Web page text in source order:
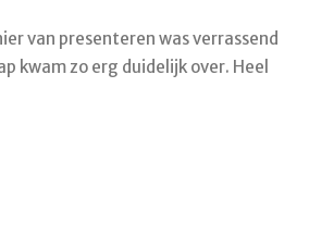
van presenteren was verrassend
kwam zo erg duidelijk over. Heel